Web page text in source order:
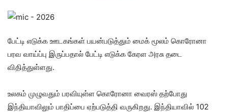
பேட்டி எடுக்க ஊடகங்கள் பயன்படுத்தும் மைக் மூலம் கொரோனா
பரவ வாய்ப்பு இருப்பதால் பேட்டி எடுக்க கேரள அரசு தடை
விதித்துள்ளது.
உலகம் முழுவதும் பரவியுள்ள கொரோனா வைரஸ் தற்போது
இந்தியாவிலும் பாதிப்பை ஏற்படுத்தி வருகிறது. இந்தியாவில் 102